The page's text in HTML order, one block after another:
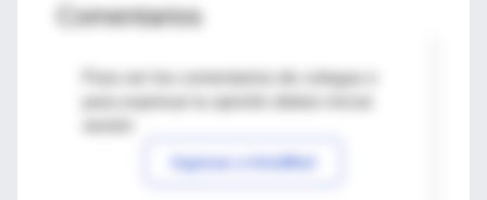
Comentarios
Para ver los comentarios de colegas o
Ingresar a IntraMed